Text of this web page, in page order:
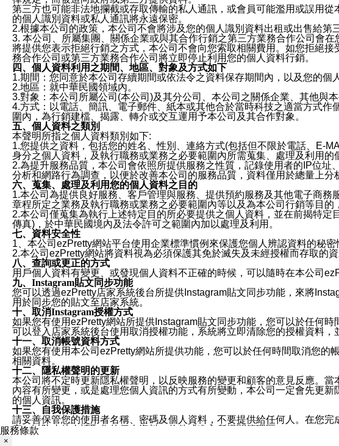
第三方也可能非法地攔截或存取傳輸的私人通訊，或會員可能濫用或誤用
的個人識別資料或私人通訊將永遠保密。
2.根據本公司的政策，本公司不會將涉及您的個人識別資料出租或出售給第
3. 本公司、所屬集團、關係企業或與其合作行銷之第三方業務合作公司會
將提供您表示拒絕行銷之方式，本公司不會向您索取相關費用。如您拒絕
務合作公司或第三方業務合作公司將立即停止利用您的個人資料行銷。
四、個人資料利用之期間、地區、對象及方式如下
1.期間：您同意於本公司存續期間或依法令之資料保存期間內，以及您的
2.地區：就中華民國領域內。
3.對象：本公司所屬公司(本公司)及其分公司、本公司之關係企業、其他與
4.方式：以電話、簡訊、電子郵件、紙本或其他合於當時科技之適當方式
圍內，為行銷建檔、揭露、轉介或交互運用予本公司及其合作對象。
五、個人資料之類別
本聲明所指之個人資料類別如下:
1.您提供之資料，包括您的姓名、性別、連絡方式(包括但不限於電話、E-
身分之個人資料，及執行職務或業務之必要範圍內所需蒐集、處理及利用的
2.為提升服務品質，本公司會依照所提供服務之性質，記錄使用者的IP位
分析和網路行為調查，以便於改善本公司的服務品質，資料僅用於總量上分
六、蒐集、處理及利用您的個人資料之目的
1.本公司為提供良好服務、客戶管理與服務、提供預約服務及其他電子商
章程所定之業務及執行職務或業務之必要範圍內等以及為本公司行銷等目的
2.本公司僅蒐集為執行上述特定目的所必要提供之個人資料，並在前揭特
傳真)，於中華民國境內及法令許可之範圍內加以處理及利用。
七、資料安全性
1、本公司ezPretty網站平台使用企業標準慣例來保護您個人辨認資料的秘
2.本公司ezPretty網站將資料視為必須保護其免於滅失及未經授權而存取的
八、查詢或更正的方式
用戶個人資料有變更、或發現個人資料不正確的時候，可以隨時在本公司
九、Instagram貼文同步功能
您可以透過ezPretty店家系統後台所提供Instagram貼文同步功能，來將
用於同步您的貼文至店家系統。
十、取消Instagram授權方式
如果您有使用ezPretty網站所提供Instagram貼文同步功能，您可以於任何
可以登入店家系統後台使用取消授權功能，系統將立即清除您的授權資料，
十一、取消帳號資料方式
如果您有使用本公司ezPretty網站所提供功能，您可以於任何時間取消您的
相關資料。
十二、隱私權聲明的更新
本公司將不定時更新隱私權聲明，以反映服務的變更和顧客的意見反應。
內容有所變更，或是處理您個人資訊的方式有所變動，本公司一定會先更
的個人資訊。
十三、自我保護措施
請妥善保管您的使用者名稱、密碼及個人資料，不要提供給任何人。在您
窗，以防止他人讀取您的個人資料、信件或進入所機關管理區。
服務條款
×